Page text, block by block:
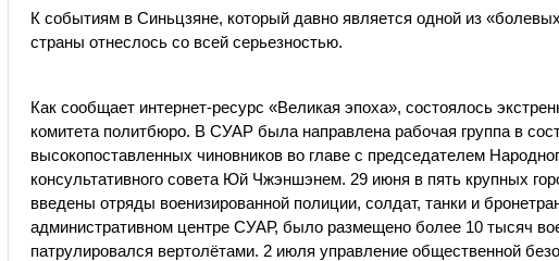
К событиям в Синьцзяне, который давно является одной из
страны отнеслось со всей серьезностью.
Как сообщает интернет-ресурс «Великая эпоха», состоялось
комитета политбюро. В СУАР была направлена рабочая группа в
высокопоставленных чиновников во главе с председателем
консультативного совета Юй Чжэншэнем. 29 июня в пять крупных
введены отряды военизированной полиции, солдат, танки и
административном центре СУАР, было размещено более 10 тысяч
патрулировался вертолётами. 2 июля управление общественной